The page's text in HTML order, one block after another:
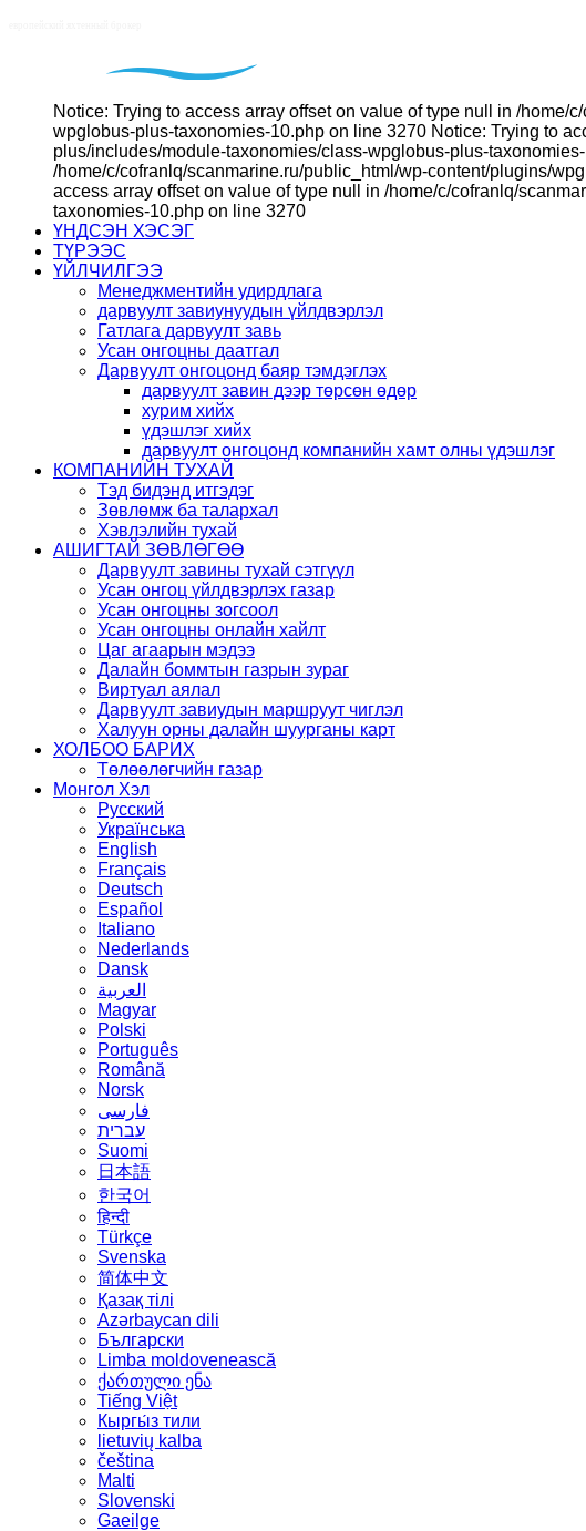
Notice: Trying to access array offset on value of type null in /
wpglobus-plus-taxonomies-10.php on line 3270 Notice: Trying to
plus/includes/module-taxonomies/class-wpglobus-plus-
/home/c/cofranlq/scanmarine.ru/public_html/wp-content/plugins/
access array offset on value of type null in /home/c/cofranlq/
taxonomies-10.php on line 3270
ҮНДСЭН ХЭСЭГ
ТҮРЭЭС
ҮЙЛЧИЛГЭЭ
Менеджментийн удирдлага
дарвуулт завиунуудын үйлдвэрлэл
Гатлага дарвуулт завь
Усан онгоцны даатгал
Дарвуулт онгоцонд баяр тэмдэглэх
дарвуулт завин дээр төрсөн өдөр
хурим хийх
үдэшлэг хийх
дарвуулт онгоцонд компанийн хамт олны үдэшлэг
КОМПАНИЙН ТУХАЙ
Тэд бидэнд итгэдэг
Зөвлөмж ба талархал
Хэвлэлийн тухай
АШИГТАЙ ЗӨВЛӨГӨӨ
Дарвуулт завины тухай сэтгүүл
Усан онгоц үйлдвэрлэх газар
Усан онгоцны зогсоол
Усан онгоцны онлайн хайлт
Цаг агаарын мэдээ
Далайн боммтын газрын зураг
Виртуал аялал
Дарвуулт завиудын маршруут чиглэл
Халуун орны далайн шуурганы карт
ХОЛБОО БАРИХ
Төлөөлөгчийн газар
Монгол Хэл
Русский
Українська
English
Français
Deutsch
Español
Italiano
Nederlands
Dansk
العربية
Magyar
Polski
Português
Română
Norsk
فارسی
עברית
Suomi
日本語
한국어
हिन्दी
Türkçe
Svenska
简体中文
Қазақ тілі
Azərbaycan dili
Български
Limba moldovenească
ქართული ენა
Tiếng Việt
Кыргы́з тили
lietuvių kalba
čeština
Malti
Slovenski
Gaeilge